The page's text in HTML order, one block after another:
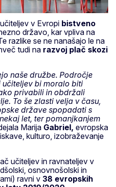
v Evropi bistveno
državo, kar vpliva na
razlike se ne nanašajo le na
tudi na razvoj plač skozi
naše družbe. Področje
bi moralo biti
privabili in obdržali
To še zlasti velja v času,
države spopadati s
let, ter pomanjkanjem
Marija Gabriel, evropska
kulturo, izobraževanje
učiteljev in ravnateljev v
osnovnošolski in
ravni v 38 evropskih